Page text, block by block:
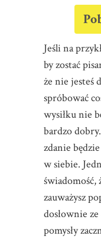
Jeśli na
by zostać
że nie jesteś
spróbować
wysiłku nie
bardzo
zdanie
w siebie.
świadomość,
zauważysz
dosłownie
pomysły